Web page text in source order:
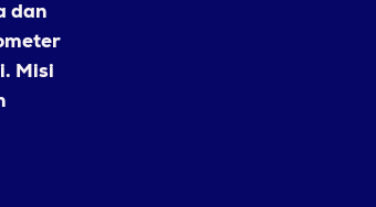
dan
Misi